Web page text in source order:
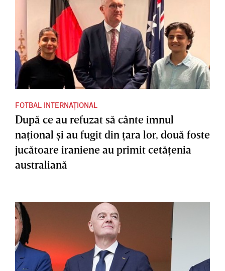
FOTBAL INTERNAȚIONAL
După ce au refuzat să cânte imnul
naţional şi au fugit din ţara lor, două foste
jucătoare iraniene au primit cetăţenia
australiană